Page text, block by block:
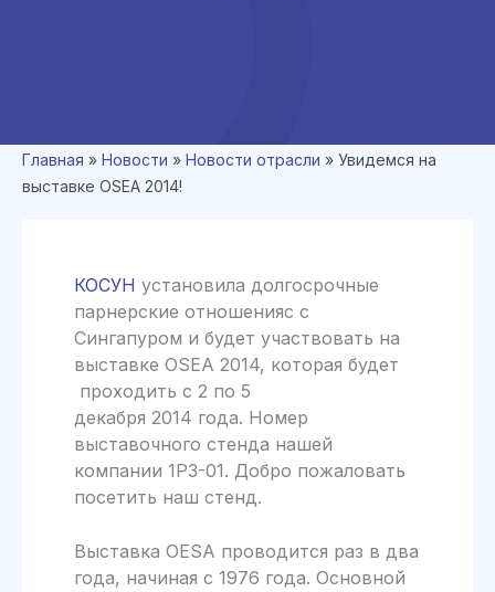
Главная » Новости » Новости отрасли » Увидемся на
выставке OSEA 2014!
КОСУН установила долгосрочные
парнерские отношенияс с
Сингапуром и будет участвовать на
выставке OSEA 2014, которая будет
проходить с 2 по 5
декабря 2014 года. Номер
выставочного стенда нашей
компании 1P3-01. Добро пожаловать
посетить наш стенд.
Выставка OESA проводится раз в два
года, начиная с 1976 года. Основной